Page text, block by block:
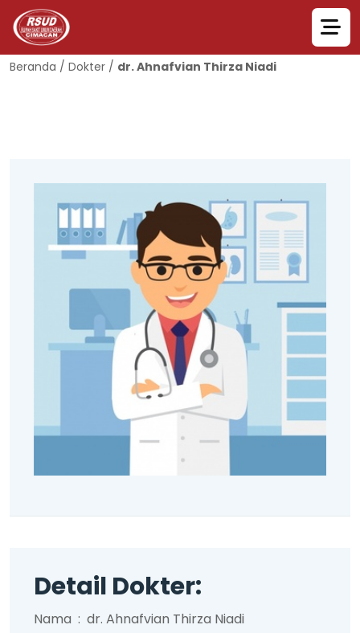
Beranda / Dokter / dr. Ahnafvian Thirza Niadi
Detail Dokter:
Nama : dr. Ahnafvian Thirza Niadi